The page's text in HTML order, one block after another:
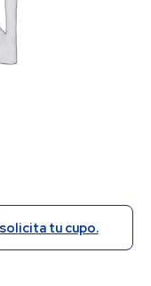
solicita tu cupo.